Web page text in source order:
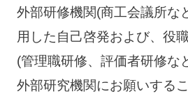
外部研修機関(商工会議所な
用した自己啓発および、役
(管理職研修、評価者研修な
外部研究機関にお願いする